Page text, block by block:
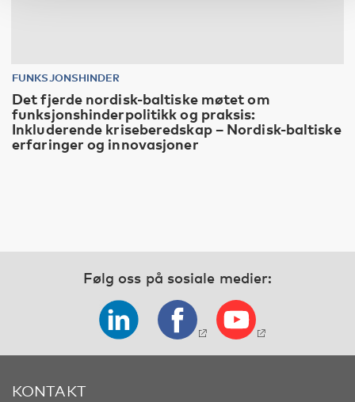
FUNKSJONSHINDER
Det fjerde nordisk-baltiske møtet om
funksjonshinderpolitikk og praksis:
Inkluderende kriseberedskap – Nordisk-baltiske
erfaringer og innovasjoner
Følg oss på sosiale medier:
KONTAKT